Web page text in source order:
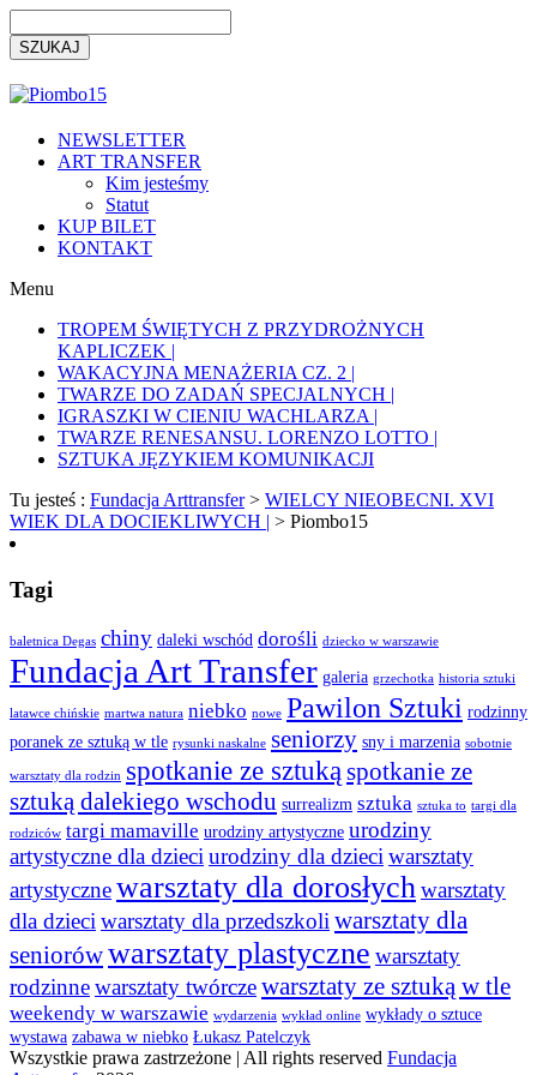
NEWSLETTER
ART TRANSFER
Kim jesteśmy
Statut
KUP BILET
KONTAKT
Menu
TROPEM ŚWIĘTYCH Z PRZYDROŻNYCH
KAPLICZEK |
WAKACYJNA MENAŻERIA CZ. 2 |
TWARZE DO ZADAŃ SPECJALNYCH |
IGRASZKI W CIENIU WACHLARZA |
TWARZE RENESANSU. LORENZO LOTTO |
SZTUKA JĘZYKIEM KOMUNIKACJI
Tu jesteś : Fundacja Arttransfer> WIELCY NIEOBECNI. XVI
WIEK DLA DOCIEKLIWYCH | > Piombo15
Tagi
baletnica Degas chiny daleki wschód dorośli dziecko w warszawie
Fundacja Art Transfer galeria grzechotka historia sztuki
latawce chińskie martwa natura niebko nowe Pawilon Sztuki rodzinny
poranek ze sztuką w tle rysunki naskalne seniorzy sny i marzenia sobotnie
warsztaty dla rodzin spotkanie ze sztukąspotkanie ze
sztuką dalekiego wschodu surrealizm sztuka sztuka to targi dla
rodziców targi mamaville urodziny artystyczne urodziny
artystyczne dla dzieciurodziny dla dzieciwarsztaty
artystycznewarsztaty dla dorosłychwarsztaty
dla dzieciwarsztaty dla przedszkoliwarsztaty dla
seniorówwarsztaty plastyczne warsztaty
rodzinnewarsztaty twórczewarsztaty ze sztuką w tle
weekendy w warszawie wydarzenia wykład online wykłady o sztuce
wystawa zabawa w niebko Łukasz Patelczyk
Wszystkie prawa zastrzeżone | All rights reserved Fundacja